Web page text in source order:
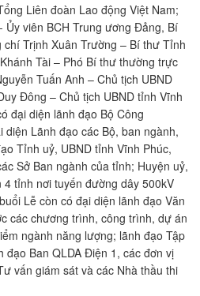
Liên đoàn Lao động Việt Nam;
viên BCH Trung ương Đảng, Bí
Trịnh Xuân Trường – Bí thư Tỉnh
Tài – Phó Bí thư thường trực
Tuấn Anh – Chủ tịch UBND
Đông – Chủ tịch UBND tỉnh Vĩnh
đại diện lãnh đạo Bộ Công
Lãnh đạo các Bộ, ban ngành,
Tỉnh uỷ, UBND tỉnh Vĩnh Phúc,
Sở Ban ngành của tỉnh; Huyện uỷ,
4 tỉnh nơi tuyến đường dây 500kV
Lễ còn có đại diện lãnh đạo Văn
các chương trình, công trình, dự án
ngành năng lượng; lãnh đạo Tập
Ban QLDA Điện 1, các đơn vị
vấn giám sát và các Nhà thầu thi